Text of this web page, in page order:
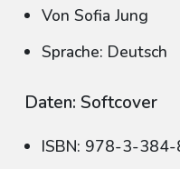
Von Sofia Jung
Sprache: Deutsch
Daten: Softcover
ISBN: 978-3-